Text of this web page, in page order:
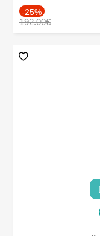
-25%
192.00€